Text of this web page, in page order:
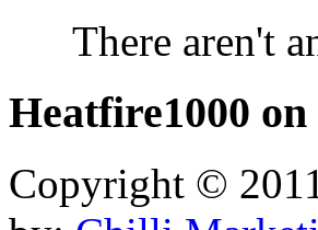
There aren't
Heatfire1000 on
Copyright ©